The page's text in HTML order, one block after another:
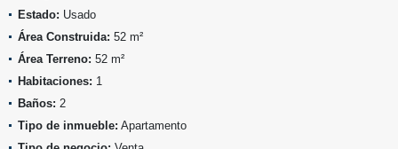
Estado: Usado
Área Construida: 52 m²
Área Terreno: 52 m²
Habitaciones: 1
Baños: 2
Tipo de inmueble: Apartamento